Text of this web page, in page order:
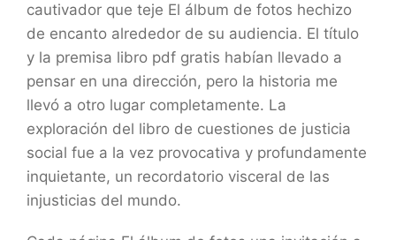
cautivador que teje El álbum de fotos hechizo
de encanto alrededor de su audiencia. El título
y la premisa libro pdf gratis habían llevado a
pensar en una dirección, pero la historia me
llevó a otro lugar completamente. La
exploración del libro de cuestiones de justicia
social fue a la vez provocativa y profundamente
inquietante, un recordatorio visceral de las
injusticias del mundo.